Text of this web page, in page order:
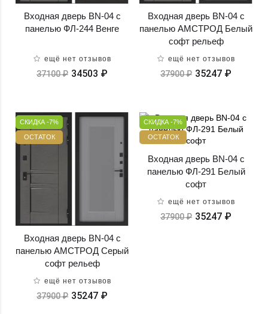
Входная дверь BN-04 с
панелью ФЛ-244 Венге
ещё нет отзывов
37100 ₽ 34503 ₽
Входная дверь BN-04 с
панелью АМСТРОД Белый
софт рельеф
ещё нет отзывов
37900 ₽ 35247 ₽
СКИДКА -7%
ОСТАТОК
Входная дверь BN-04 с
панелью АМСТРОД Серый
софт рельеф
ещё нет отзывов
37900 ₽ 35247 ₽
СКИДКА -7%
ОСТАТОК
Входная дверь BN-04 с
панелью ФЛ-291 Белый
софт
ещё нет отзывов
37900 ₽ 35247 ₽